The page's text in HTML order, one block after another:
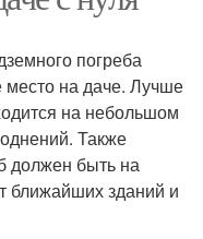
погреба
на даче. Лучше
на небольшом
Также
должен быть на
ближайших зданий и